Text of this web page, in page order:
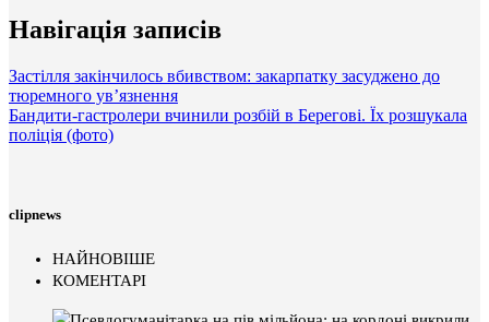
Навігація записів
Застілля закінчилось вбивством: закарпатку засуджено до
тюремного ув’язнення
Бандити-гастролери вчинили розбій в Берегові. Їх розшукала
поліція (фото)
clipnews
НАЙНОВІШЕ
КОМЕНТАРІ